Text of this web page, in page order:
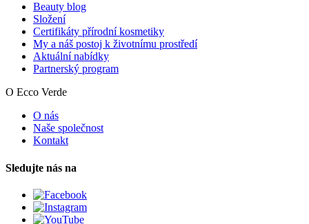
Beauty blog
Složení
Certifikáty přírodní kosmetiky
My a náš postoj k životnímu prostředí
Aktuální nabídky
Partnerský program
O Ecco Verde
O nás
Naše společnost
Kontakt
Sledujte nás na